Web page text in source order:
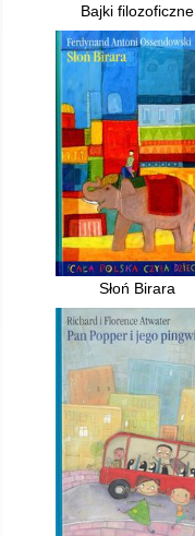
Bajki filozoficzne
Słoń Birara